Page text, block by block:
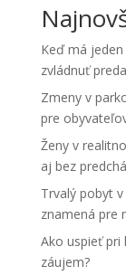
Keď má
zvládnuť
Zmeny v
pre
Ženy v
aj bez
Trvalý pobyt
znamená pre
Ako uspieť
záujem?